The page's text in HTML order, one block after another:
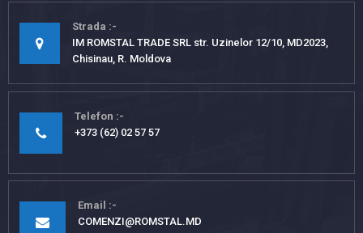
Strada
IM ROMSTAL TRADE SRL str. Uzinelor 12/10, MD2023,
Chisinau, R. Moldova
Telefon
+373 (62) 02 57 57
Email
COMENZI@ROMSTAL.MD